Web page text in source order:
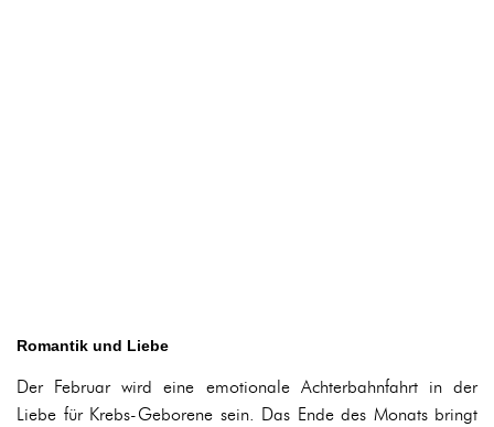
Romantik und Liebe
Der Februar wird eine emotionale Achterbahnfahrt in der
Liebe für Krebs-Geborene sein. Das Ende des Monats bringt